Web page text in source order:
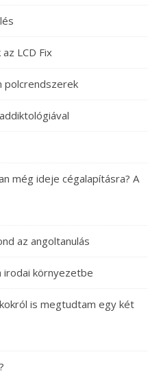
LCD Fix
polcrendszerek
még ideje cégalapításra? A
az angoltanulás
irodai környezetbe
is megtudtam egy két